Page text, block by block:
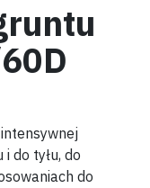
do tyłu, do
do